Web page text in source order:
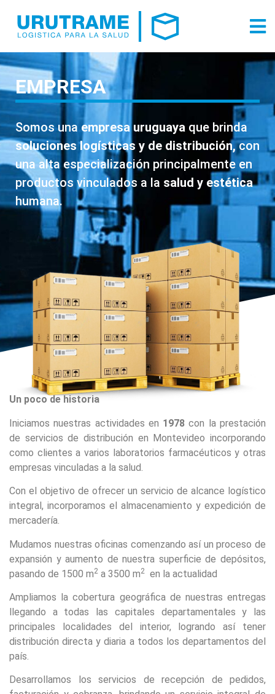
EMPRESA
Somos una empresa uruguaya que brinda
soluciones logísticas y de distribución,con
una alta especialización principalmente en
productos vinculados a la salud y estética
humana.
Un poco de historia
Iniciamos nuestras actividades en 1978 con la prestación
de servicios de distribución en Montevideo incorporando
como clientes a varios laboratorios farmacéuticos y otras
empresas vinculadas a la salud.
Con el objetivo de ofrecer un servicio de alcance logístico
integral, incorporamos el almacenamiento y expedición de
mercadería.
Mudamos nuestras oficinas comenzando así un proceso de
expansión y aumento de nuestra superficie de depósitos,
pasando de 1500 m2 a 3500 m2 en la actualidad
Ampliamos la cobertura geográfica de nuestras entregas
llegando a todas las capitales departamentales y las
principales localidades del interior, logrando así tener
distribución directa y diaria a todos los departamentos del
país.
Desarrollamos los servicios de recepción de pedidos,